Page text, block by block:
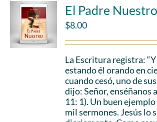
El Padre Nuestro
$8.00
La Escritura registra:
estando él orando en
cuando cesó, uno de
dijo: Señor, enséñanos
11: 1). Un buen
mil sermones. Jesús lo